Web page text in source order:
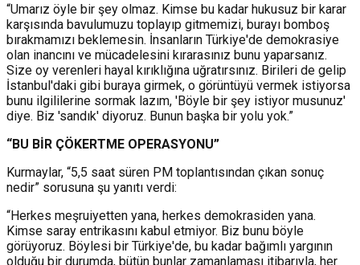
“Umarız öyle bir şey olmaz. Kimse bu kadar hukusuz bir karar
karşısında bavulumuzu toplayıp gitmemizi, burayı bomboş
bırakmamızı beklemesin. İnsanların Türkiye'de demokrasiye
olan inancını ve mücadelesini kırarasınız bunu yaparsanız.
Size oy verenleri hayal kırıklığına uğratırsınız. Birileri de gelip
İstanbul'daki gibi buraya girmek, o görüntüyü vermek istiyorsa
bunu ilgililerine sormak lazım, 'Böyle bir şey istiyor musunuz'
diye. Biz 'sandık' diyoruz. Bunun başka bir yolu yok.”
“BU BİR ÇÖKERTME OPERASYONU”
Kurmaylar, “5,5 saat süren PM toplantısından çıkan sonuç
nedir” sorusuna şu yanıtı verdi:
“Herkes meşruiyetten yana, herkes demokrasiden yana.
Kimse saray entrikasını kabul etmiyor. Biz bunu böyle
görüyoruz. Böylesi bir Türkiye'de, bu kadar bağımlı yargının
olduğu bir durumda, bütün bunlar zamanlaması itibarıyla, her